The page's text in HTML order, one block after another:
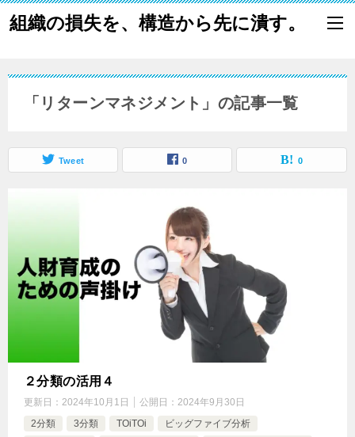
組織の損失を、構造から先に潰す。
「リターンマネジメント」の記事一覧
Tweet 0 0
２分類の活用４
更新日： 2024年10月1日 公開日： 2024年9月30日
2分類
3分類 TOiTOi
ビッグファイブ分析